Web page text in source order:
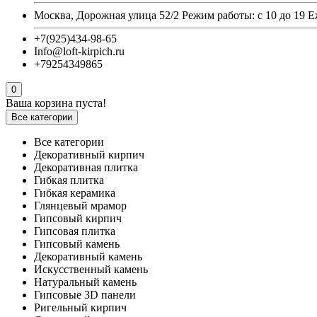
Москва, Дорожная улица 52/2 Режим работы: с 10 до 19
+7(925)434-98-65
Info@loft-kirpich.ru
+79254349865
0
Ваша корзина пуста!
Все категории
Все категории
Декоративный кирпич
Декоративная плитка
Гибкая плитка
Гибкая керамика
Глянцевый мрамор
Гипсовый кирпич
Гипсовая плитка
Гипсовый камень
Декоративный камень
Искусственный камень
Натуральный камень
Гипсовые 3D панели
Ригельный кирпич